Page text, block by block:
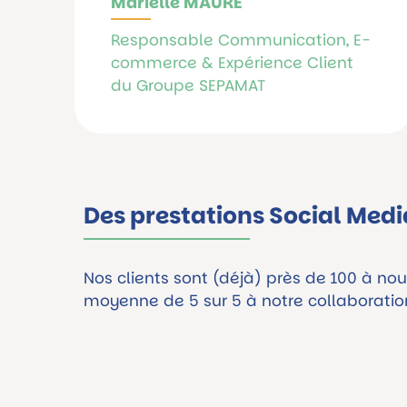
Responsable Communication, E-
commerce & Expérience Client
du Groupe SEPAMAT
Des prestations Social
Nos clients sont (déjà) près de 100 à
moyenne de 5 sur 5 à notre